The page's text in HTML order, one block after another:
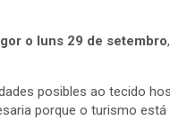
o luns 29 de setembro
posibles ao tecido
porque o turismo